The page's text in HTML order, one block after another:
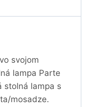
svojom
lampa Parte
stolná lampa s
mosadze.